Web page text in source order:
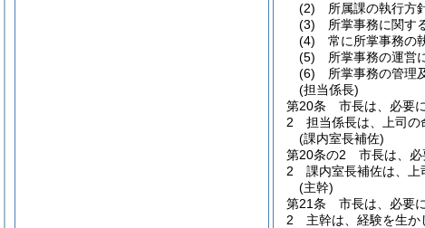
(2)
所属課の執行方
(3)
所掌事務に関す
(4)
常に所掌事務の
(5)
所掌事務の運営
(6)
所掌事務の管理
(担当係長)
第20条
市長は、必要
2
担当係長は、上司の
(課内室長補佐)
第20条の2
市長は、
2
課内室長補佐は、上
(主幹)
第21条
市長は、必要
2
主幹は、経験を生か